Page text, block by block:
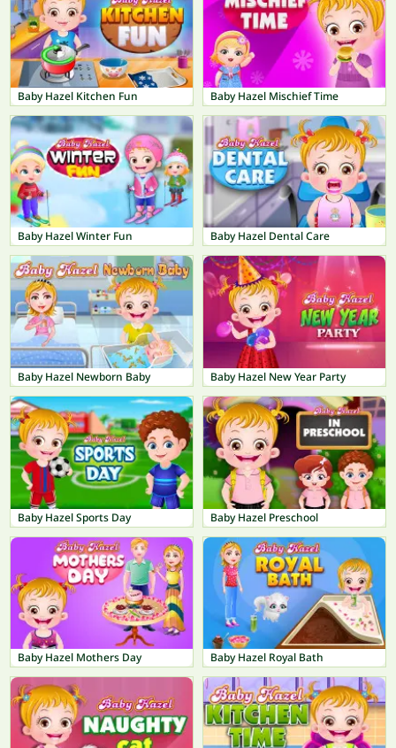
Baby Hazel Kitchen Fun Baby Hazel Mischief Time
Baby Hazel Winter Fun Baby Hazel Dental Care
Baby Hazel Newborn Baby Baby Hazel New Year Party
Baby Hazel Sports Day Baby Hazel Preschool
Baby Hazel Mothers Day Baby Hazel Royal Bath